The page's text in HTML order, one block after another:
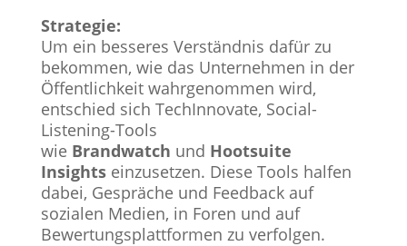
Strategie:
Um ein besseres Verständnis dafür zu
bekommen, wie das Unternehmen in der
Öffentlichkeit wahrgenommen wird,
entschied sich TechInnovate, Social-
Listening-Tools
wie Brandwatch und Hootsuite
Insightseinzusetzen. Diese Tools halfen
dabei, Gespräche und Feedback auf
sozialen Medien, in Foren und auf
Bewertungsplattformen zu verfolgen.